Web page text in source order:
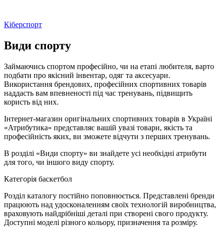
Кіберспорт
Види спорту
Займаючись спортом професійно, чи на етапі любителя, варто
подбати про якісний інвентар, одяг та аксесуари.
Використання брендових, професійних спортивних товарів
наддасть вам впевненості під час тренувань, підвищить
користь від них.
Інтернет-магазин оригінальних спортивних товарів в Україні
«Атрибутика» представляє вашій увазі товари, якість та
професійність яких, ви зможете відчути з перших тренувань.
В розділі «Види спорту» ви знайдете усі необхідні атрибути
для того, чи іншого виду спорту.
Категорія баскетбол
Розділ каталогу постійно поповнюється. Представлені бренди
працюють над удосконаленням своїх технологій виробництва,
враховують найдрібніші деталі при створені свого продукту.
Доступні моделі різного кольору, призначення та розміру.